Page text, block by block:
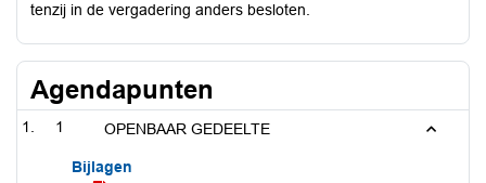
tenzij in de vergadering anders besloten.
Agendapunten
1 OPENBAAR GEDEELTE
Bijlagen